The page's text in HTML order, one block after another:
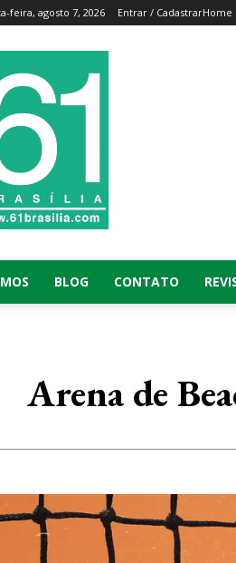
feira, agosto 7, 2026 Entrar / CadastrarHome
BLOG CONTATO
Arena de